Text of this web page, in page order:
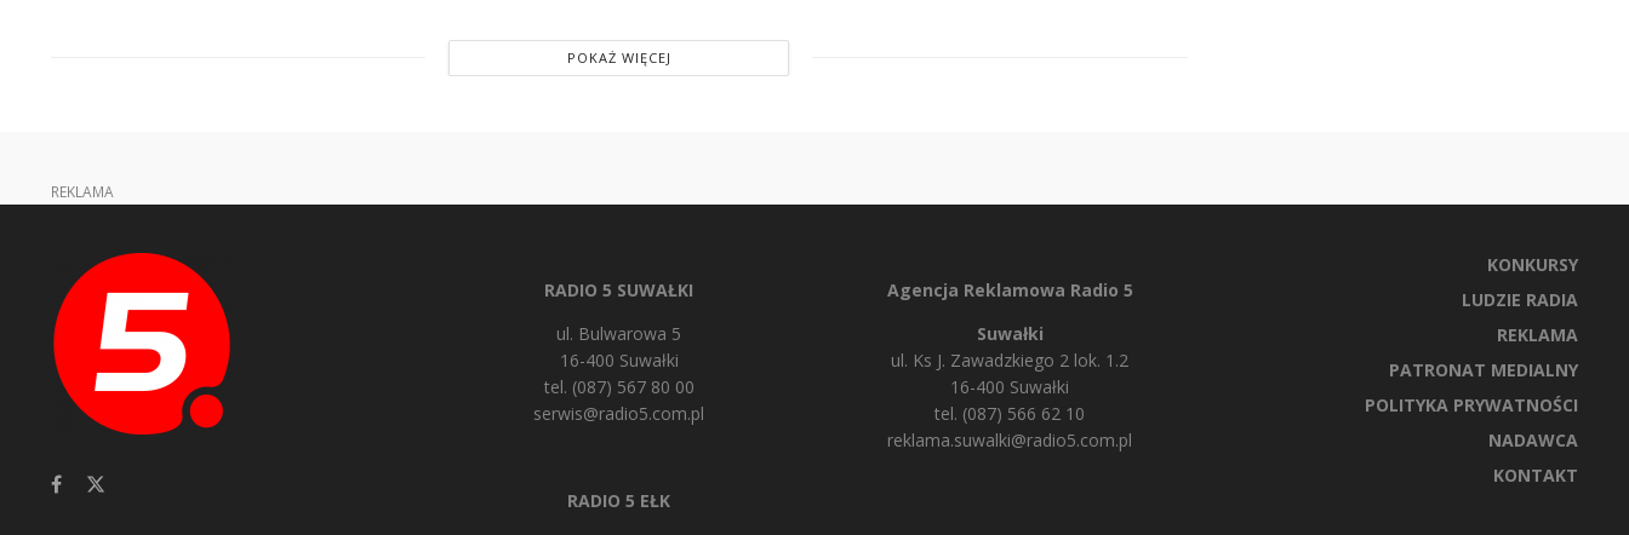
POKAŻ WIĘCEJ
REKLAMA
RADIO 5 SUWAŁKI
ul. Bulwarowa 5
16-400 Suwałki
tel. (087) 567 80 00
serwis@radio5.com.pl
RADIO 5 EŁK
Agencja Reklamowa Radio 5
Suwałki
ul. Ks J. Zawadzkiego 2 lok. 1.2
16-400 Suwałki
tel. (087) 566 62 10
reklama.suwalki@radio5.com.pl
KONKURSY
LUDZIE RADIA
REKLAMA
PATRONAT MEDIALNY
POLITYKA PRYWATNOŚCI
NADAWCA
KONTAKT